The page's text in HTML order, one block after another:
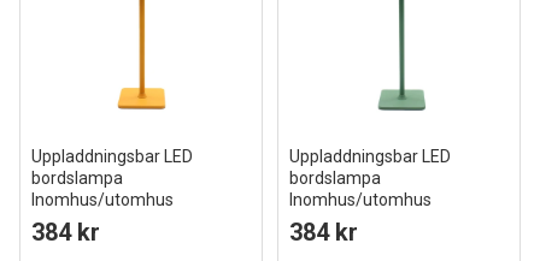
Uppladdningsbar LED
bordslampa
Inomhus/utomhus
Gul, touch dimbar, CCT, IP54
utomhus bordslampa
384 kr
Uppladdningsbar LED
bordslampa
Inomhus/utomhus
Grön, touch dimbar, CCT, IP54
utomhus bordslampa
384 kr